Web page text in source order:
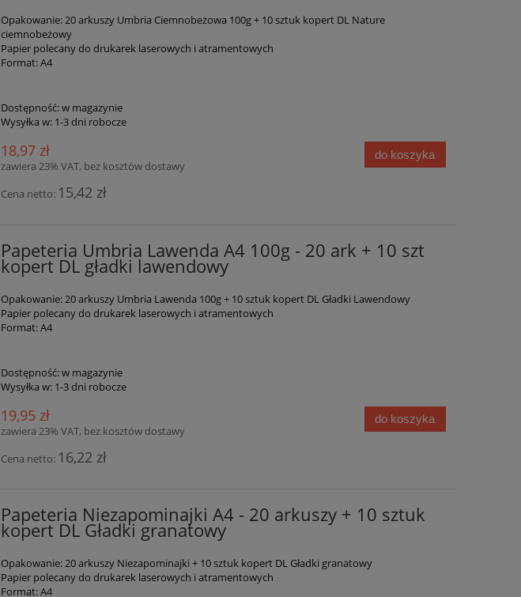
Opakowanie: 20 arkuszy Umbria Ciemnobeżowa 100g + 10 sztuk kopert DL Nature
ciemnobeżowy
Papier polecany do drukarek laserowych i atramentowych
Format: A4
Dostępność:w magazynie
Wysyłka w: 1-3 dni robocze
18,97 zł
zawiera 23% VAT, bez kosztów dostawy
Cena netto: 15,42 zł
do koszyka
Papeteria Umbria Lawenda A4 100g - 20 ark + 10 szt
kopert DL gładki lawendowy
Opakowanie: 20 arkuszy Umbria Lawenda 100g + 10 sztuk kopert DL Gładki Lawendowy
Papier polecany do drukarek laserowych i atramentowych
Format: A4
Dostępność:w magazynie
Wysyłka w: 1-3 dni robocze
19,95 zł
zawiera 23% VAT, bez kosztów dostawy
Cena netto: 16,22 zł
do koszyka
Papeteria Niezapominajki A4 - 20 arkuszy + 10 sztuk
kopert DL Gładki granatowy
Opakowanie: 20 arkuszy Niezapominajki + 10 sztuk kopert DL Gładki granatowy
Papier polecany do drukarek laserowych i atramentowych
Format: A4